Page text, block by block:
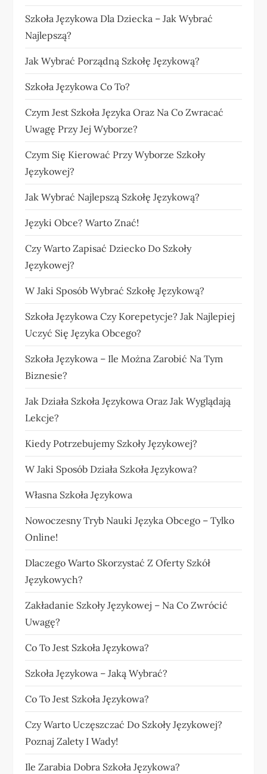
Szkoła Językowa Dla Dziecka – Jak Wybrać
Najlepszą?
Jak Wybrać Porządną Szkołę Językową?
Szkoła Językowa Co To?
Czym Jest Szkoła Języka Oraz Na Co Zwracać
Uwagę Przy Jej Wyborze?
Czym Się Kierować Przy Wyborze Szkoły
Językowej?
Jak Wybrać Najlepszą Szkołę Językową?
Języki Obce? Warto Znać!
Czy Warto Zapisać Dziecko Do Szkoły
Językowej?
W Jaki Sposób Wybrać Szkołę Językową?
Szkoła Językowa Czy Korepetycje? Jak Najlepiej
Uczyć Się Języka Obcego?
Szkoła Językowa – Ile Można Zarobić Na Tym
Biznesie?
Jak Działa Szkoła Językowa Oraz Jak Wyglądają
Lekcje?
Kiedy Potrzebujemy Szkoły Językowej?
W Jaki Sposób Działa Szkoła Językowa?
Własna Szkoła Językowa
Nowoczesny Tryb Nauki Języka Obcego – Tylko
Online!
Dlaczego Warto Skorzystać Z Oferty Szkół
Językowych?
Zakładanie Szkoły Językowej – Na Co Zwrócić
Uwagę?
Co To Jest Szkoła Językowa?
Szkoła Językowa – Jaką Wybrać?
Co To Jest Szkoła Językowa?
Czy Warto Uczęszczać Do Szkoły Językowej?
Poznaj Zalety I Wady!
Ile Zarabia Dobra Szkoła Językowa?